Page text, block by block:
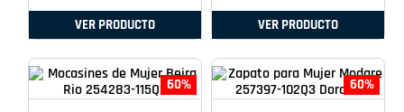
VER PRODUCTO VER PRODUCTO
60% 60%